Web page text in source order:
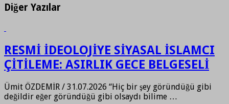
Diğer Yazılar
RESMİ İDEOLOJİYE SİYASAL İSLAMCI
ÇİTİLEME: ASIRLIK GECE BELGESELİ
Ümit ÖZDEMİR / 31.07.2026 “Hiç bir şey göründüğü gibi
değildir eğer göründüğü gibi olsaydı bilime …